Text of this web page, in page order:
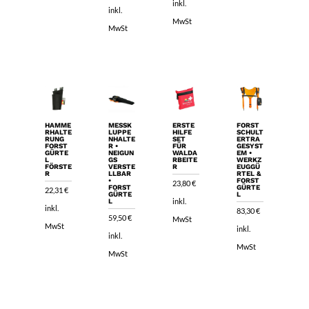
inkl.
MwSt
inkl.
MwSt
HAMME
RHALTE
RUNG
FORST
GÜRTE
L
FÖRSTE
R
22,31 €
inkl.
MwSt
MESSK
LUPPE
NHALTE
R •
NEIGUN
GS
VERSTE
LLBAR
•
FORST
GÜRTE
L
59,50€
inkl.
MwSt
ERSTE
HILFE
SET
FÜR
WALDA
RBEITE
R
23,80€
inkl.
MwSt
FORST
SCHULT
ERTRA
GESYST
EM •
WERKZ
EUGGÜ
RTEL &
FORST
GÜRTE
L
83,30€
inkl.
MwSt